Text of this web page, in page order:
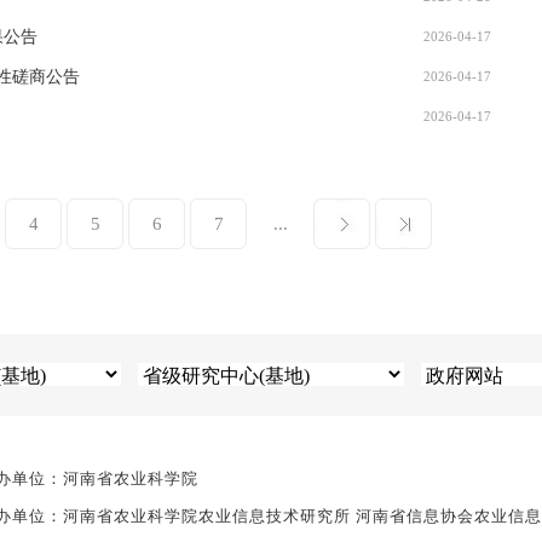
公告 2026-04-17
磋商公告 2026-04-17
2026-04-17
4 5 6 7 ...
单位：河南省农业科学院
单位：河南省农业科学院农业信息技术研究所 河南省信息协会农业信